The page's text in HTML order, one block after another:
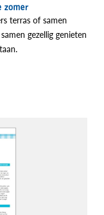
zomer
terras of samen
gezellig genieten